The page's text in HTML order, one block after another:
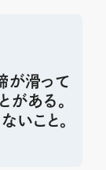
が滑って
がある。
いこと。